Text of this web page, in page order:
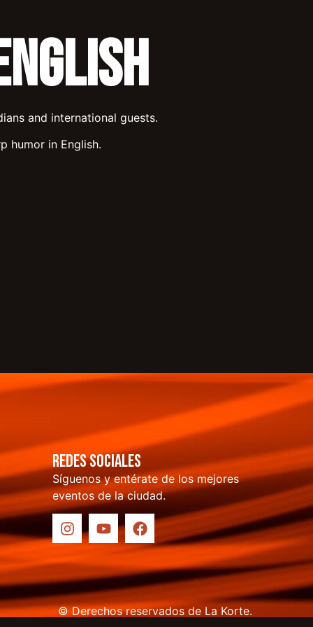
and international guests.
humor in English.
Redes sociales
Síguenos y entérate de los mejores
eventos de la ciudad.
© Derechos reservados de La Korte.